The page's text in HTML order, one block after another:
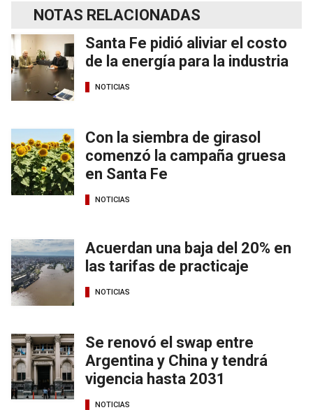
NOTAS RELACIONADAS
Santa Fe pidió aliviar el costo
de la energía para la industria
NOTICIAS
Con la siembra de girasol
comenzó la campaña gruesa
en Santa Fe
NOTICIAS
Acuerdan una baja del 20% en
las tarifas de practicaje
NOTICIAS
Se renovó el swap entre
Argentina y China y tendrá
vigencia hasta 2031
NOTICIAS